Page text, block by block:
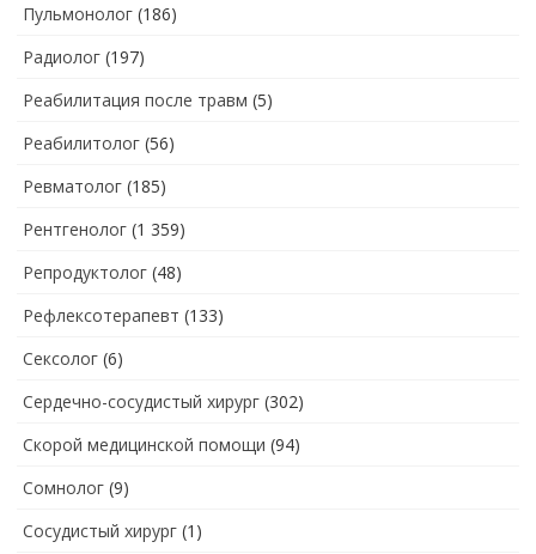
Пульмонолог (186)
Радиолог (197)
Реабилитация после травм (5)
Реабилитолог (56)
Ревматолог (185)
Рентгенолог (1 359)
Репродуктолог (48)
Рефлексотерапевт (133)
Сексолог (6)
Сердечно-сосудистый хирург (302)
Скорой медицинской помощи (94)
Сомнолог (9)
Сосудистый хирург (1)